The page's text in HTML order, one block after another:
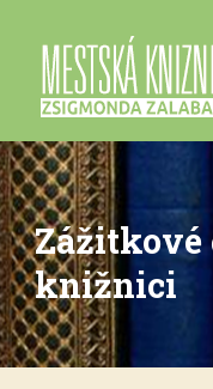
knižnici